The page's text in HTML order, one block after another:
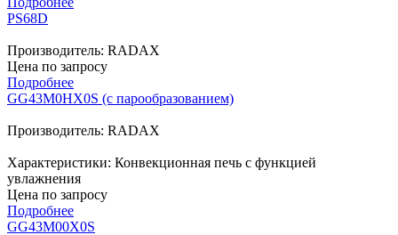
PS68D
Производитель: RADAX
Цена по запросу
Подробнее
GG43M0HX0S (с парообразованием)
Производитель: RADAX
Характеристики: Конвекционная печь с функцией
увлажнения
Цена по запросу
Подробнее
GG43M00X0S